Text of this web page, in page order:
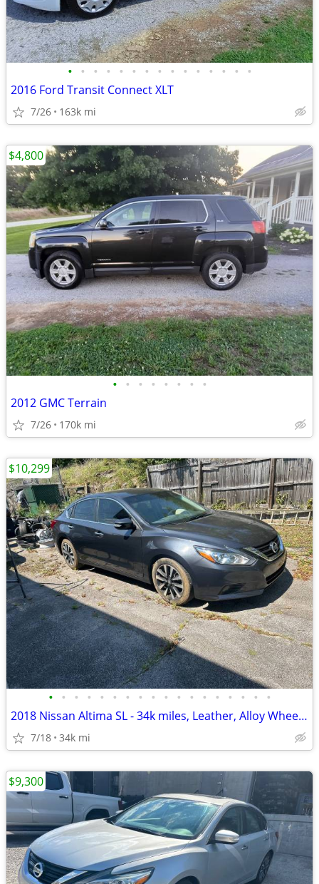
• • • • • • • • • • • • • • •
2016 Ford Transit Connect XLT
7/26 163k mi
• • • • • • • •
2012 GMC Terrain
7/26 170k mi
$4,800
• • • • • • • • • • • • • • • • • •
2018 Nissan Altima SL - 34k miles, Leather, Alloy Wheels, Remote Start
7/18 34k mi
$10,299
$9,300